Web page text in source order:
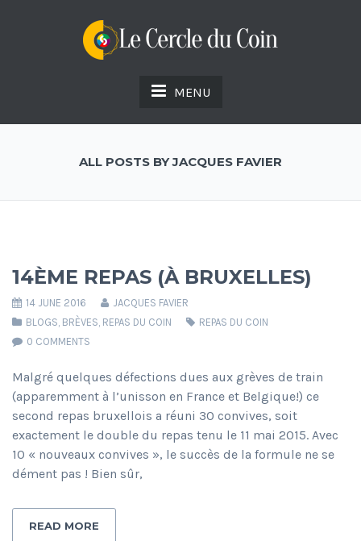
MENU
ALL POSTS BY JACQUES FAVIER
14ÈME REPAS (À BRUXELLES)
14 JUNE 2016
JACQUES FAVIER
BLOGS, BRÈVES, REPAS DU COIN
REPAS DU COIN
0 COMMENTS
Malgré quelques défections dues aux grèves de train
(apparemment à l’unisson en France et Belgique!) ce
second repas bruxellois a réuni 30 convives, soit
exactement le double du repas tenu le 11 mai 2015. Avec
10 « nouveaux convives », le succès de la formule ne se
dément pas ! Bien sûr,
READ MORE